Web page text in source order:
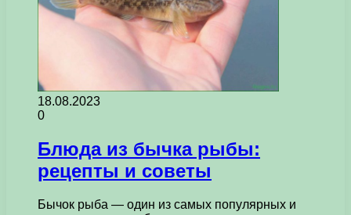
18.08.2023
0
Блюда из бычка рыбы:
рецепты и советы
Бычок рыба — один из самых популярных и